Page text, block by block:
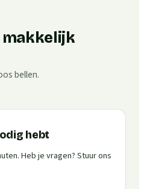
makkelijk
bellen.
hebt
Heb je vragen? Stuur ons